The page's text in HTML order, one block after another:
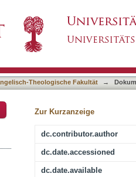
Theologische Fakultät →
Zur Kurzanzeige
dc.contributor.author
dc.date.accessioned
dc.date.available